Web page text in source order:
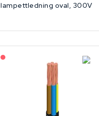
lampettledning oval, 300V